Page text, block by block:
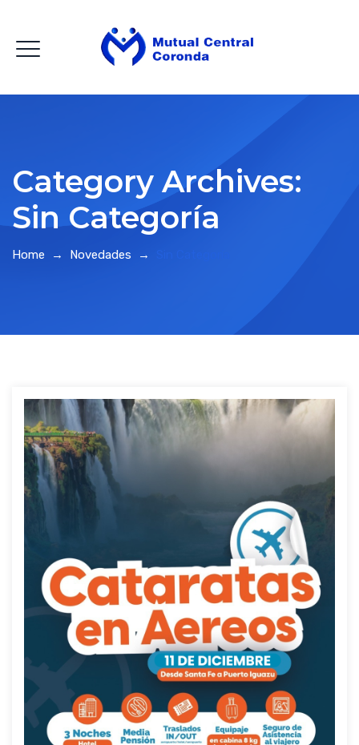
Category Archives:
Sin Categoría
Home → Novedades →